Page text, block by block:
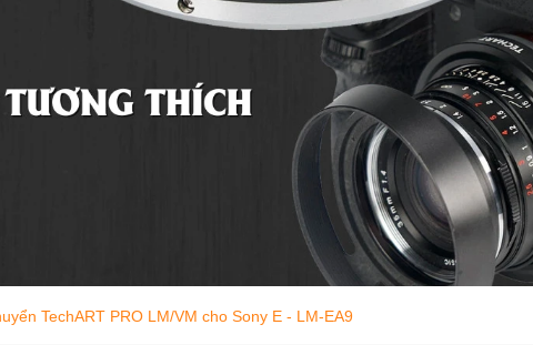
TechART PRO LM/VM cho Sony E - LM-EA9